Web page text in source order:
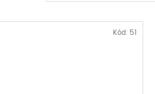
Kód: 51